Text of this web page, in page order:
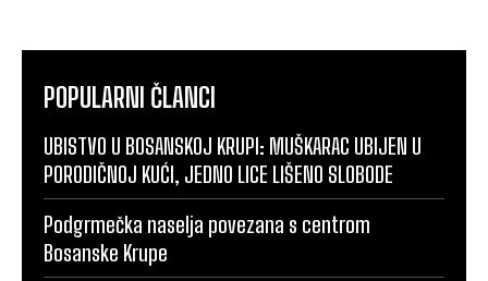
POPULARNI ČLANCI
UBISTVO U BOSANSKOJ KRUPI: MUŠKARAC UBIJEN U
PORODIČNOJ KUĆI, JEDNO LICE LIŠENO SLOBODE
Podgrmečka naselja povezana s centrom
Bosanske Krupe